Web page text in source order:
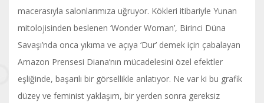
macerasıyla salonlarımıza uğruyor. Kökleri itibariyle Yunan
mitolojisinden beslenen ‘Wonder Woman’, Birinci Düna
Savaşı’nda onca yıkıma ve açıya ‘Dur’ demek için çabalayan
Amazon Prensesi Diana’nın mücadelesini özel efektler
eşliğinde, başarılı bir görsellikle anlatıyor. Ne var ki bu grafik
düzey ve feminist yaklaşım, bir yerden sonra gereksiz